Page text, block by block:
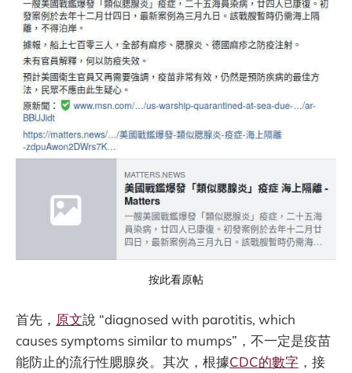
按此看原帖
首先， 原文說 “diagnosed with parotitis, which
causes symptoms similar to mumps”，不一定是疫苗
能防止的流行性腮腺炎。其次，根據CDC的數字 ，接